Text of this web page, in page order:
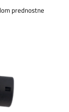
prednostne